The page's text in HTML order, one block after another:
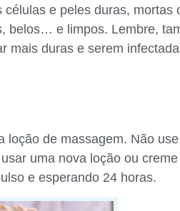
e peles duras, mortas
belos… e limpos. Lembre,
mais duras e serem
loção de massagem. Não
uma nova loção ou
e esperando 24 horas.